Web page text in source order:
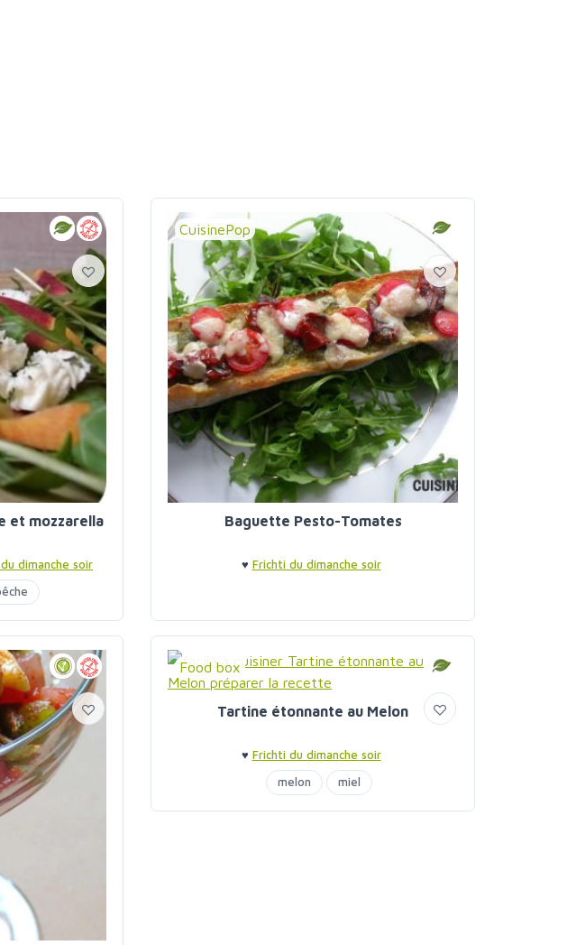
et mozzarella
dimanche soir
CuisinePop
Baguette Pesto-Tomates
♥ Frichti du dimanche soir
Food box
Tartine étonnante au Melon
♥ Frichti du dimanche soir
melon
miel